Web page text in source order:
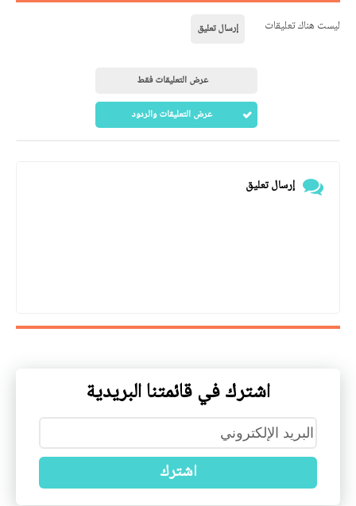
ليست هناك تعليقات إرسال تعليق
عرض التعليقات فقط
عرض التعليقات والردود
إرسال تعليق
اشترك في قائمتنا البريدية
اشترك